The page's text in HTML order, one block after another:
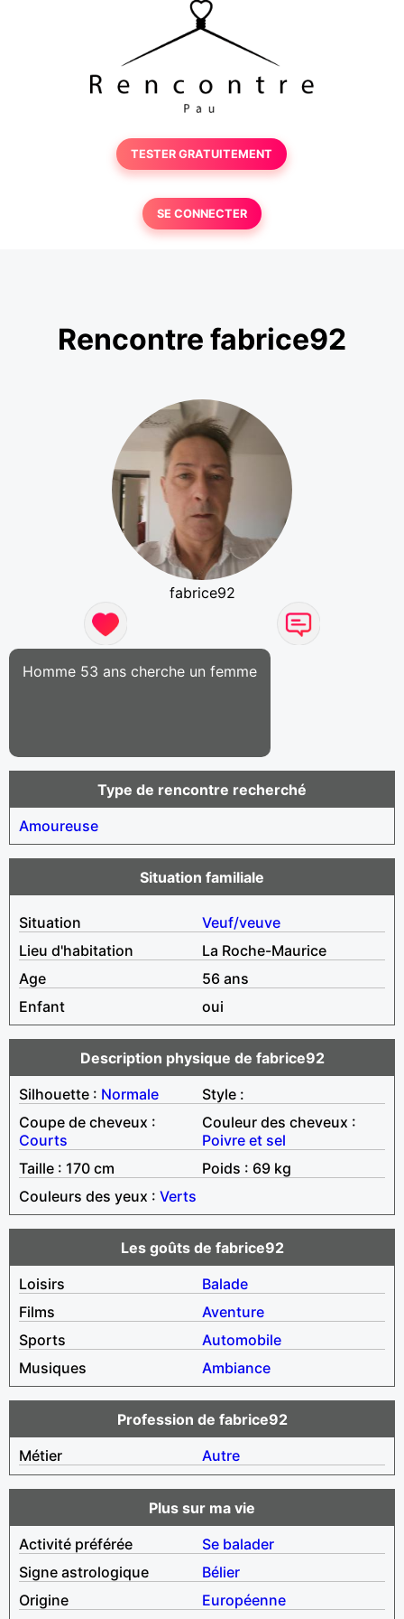
TESTER GRATUITEMENT
SE CONNECTER
Rencontre fabrice92
fabrice92
Homme 53 ans cherche un femme
Type de rencontre recherché
Amoureuse
Situation familiale
Situation
Veuf/veuve
Lieu d'habitation
La Roche-Maurice
Age
56 ans
Enfant
oui
Description physique de fabrice92
Silhouette : Normale
Style :
Coupe de cheveux :
Courts
Couleur des cheveux :
Poivre et sel
Taille : 170 cm
Poids : 69 kg
Couleurs des yeux : Verts
Les goûts de fabrice92
Loisirs
Balade
Films
Aventure
Sports
Automobile
Musiques
Ambiance
Profession de fabrice92
Métier
Autre
Plus sur ma vie
Activité préférée
Se balader
Signe astrologique
Bélier
Origine
Européenne